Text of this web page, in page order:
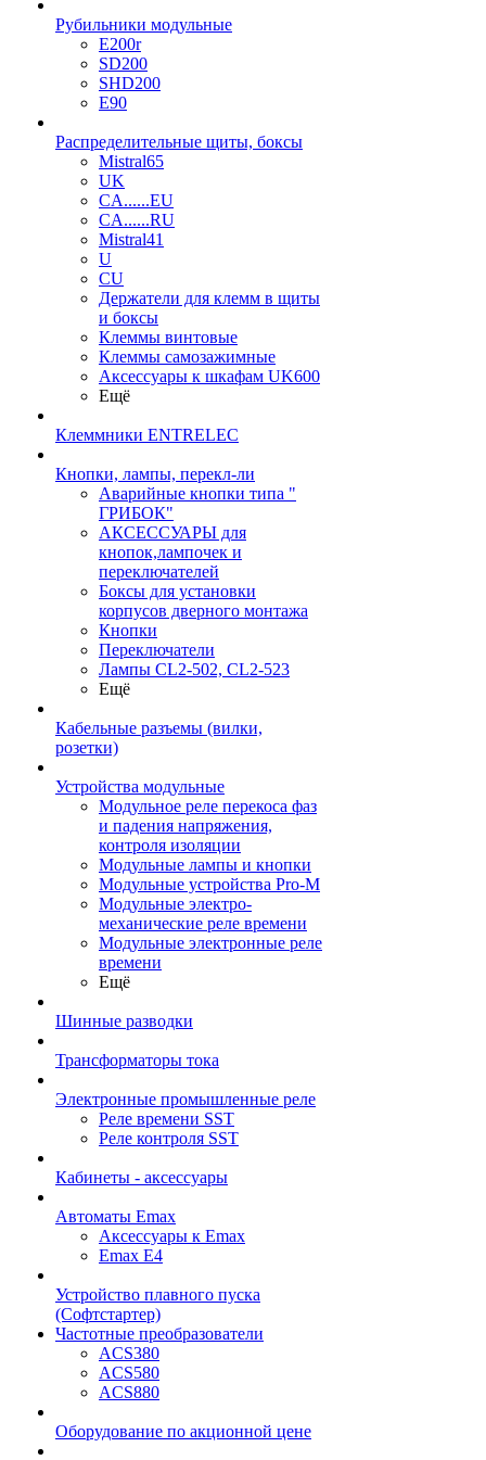
Рубильники модульные
E200r
SD200
SHD200
E90
Распределительные щиты, боксы
Mistral65
UK
CA......EU
CA......RU
Mistral41
U
CU
Держатели для клемм в щиты
и боксы
Клеммы винтовые
Клеммы самозажимные
Аксессуары к шкафам UK600
Ещё
Клеммники ENTRELEC
Кнопки, лампы, перекл-ли
Аварийные кнопки типа "
ГРИБОК"
АКСЕССУАРЫ для
кнопок,лампочек и
переключателей
Боксы для установки
корпусов дверного монтажа
Кнопки
Переключатели
Лампы CL2-502, CL2-523
Ещё
Кабельные разъемы (вилки,
розетки)
Устройства модульные
Модульное реле перекоса фаз
и падения напряжения,
контроля изоляции
Модульные лампы и кнопки
Модульные устройства Pro-M
Модульные электро-
механические реле времени
Модульные электронные реле
времени
Ещё
Шинные разводки
Трансформаторы тока
Электронные промышленные реле
Реле времени SST
Реле контроля SST
Кабинеты - аксессуары
Автоматы Emax
Аксессуары к Emax
Emax E4
Устройство плавного пуска
(Софтстартер)
Частотные преобразователи
ACS380
ACS580
ACS880
Оборудование по акционной цене